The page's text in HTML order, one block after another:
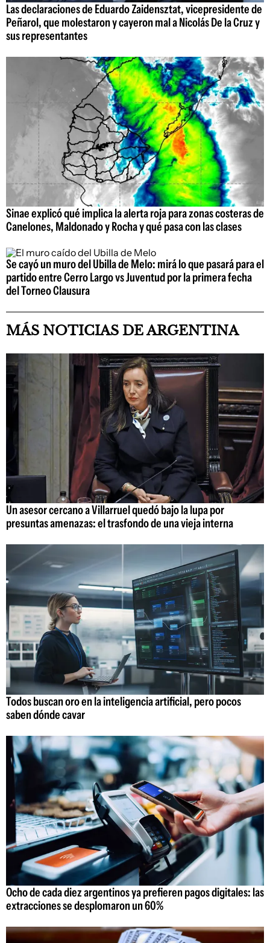
Las declaraciones de Eduardo Zaidensztat, vicepresidente de
Peñarol, que molestaron y cayeron mal a Nicolás De la Cruz y
sus representantes
Sinae explicó qué implica la alerta roja para zonas costeras de
Canelones, Maldonado y Rocha y qué pasa con las clases
Se cayó un muro del Ubilla de Melo: mirá lo que pasará para el
partido entre Cerro Largo vs Juventud por la primera fecha
del Torneo Clausura
MÁS NOTICIAS DE ARGENTINA
Un asesor cercano a Villarruel quedó bajo la lupa por
presuntas amenazas: el trasfondo de una vieja interna
Todos buscan oro en la inteligencia artificial, pero pocos
saben dónde cavar
Ocho de cada diez argentinos ya prefieren pagos digitales: las
extracciones se desplomaron un 60%